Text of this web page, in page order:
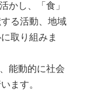
かし、「食」
る活動、地域
取り組みま
能動的に社会
ます。